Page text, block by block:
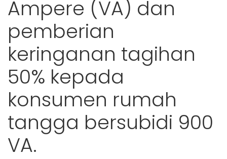
Ampere (VA) dan
pemberian
keringanan tagihan
50% kepada
konsumen rumah
tangga bersubidi 900
VA.